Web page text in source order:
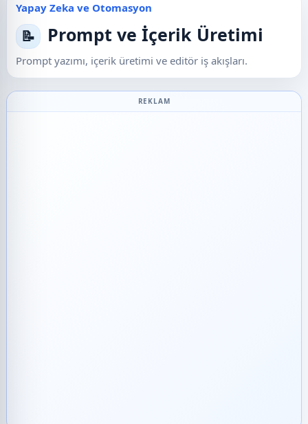
Yapay Zeka ve Otomasyon
📝 Prompt ve İçerik Üretimi
Prompt yazımı, içerik üretimi ve editör iş akışları.
REKLAM